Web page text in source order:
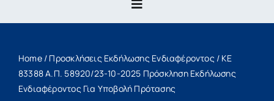
Toggle
Navigation
Σπουδές
Home/ Προσκλήσεις Εκδήλωσης Ενδιαφέροντος / ΚΕ
83388 Α.Π. 58920/23-10-2025 Πρόσκληση Εκδήλωσης
Ενδιαφέροντος Για Υποβολή Πρότασης